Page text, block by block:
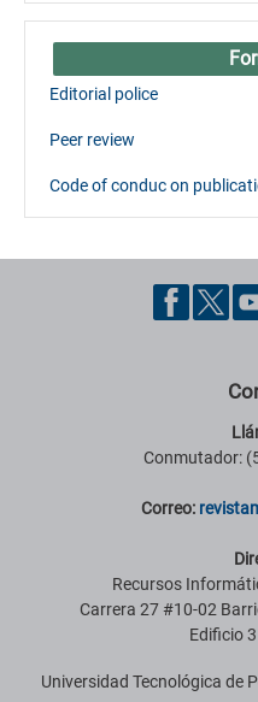
Editorial police
Peer review
Code of conduc on
Conmutador:
Correo:
Recursos
Carrera 27 #10-02
Edificio
Universidad Tecnológica de